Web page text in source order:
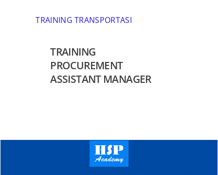
TRAINING TRANSPORTASI
TRAINING
PROCUREMENT
ASSISTANT MANAGER